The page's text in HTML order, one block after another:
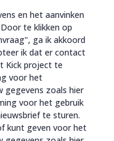
en het aanvinken
te klikken op
ga ik akkoord
ik dat er contact
Kick project te
voor het
gegevens zoals hier
voor het gebruik
te sturen.
kunt geven voor het